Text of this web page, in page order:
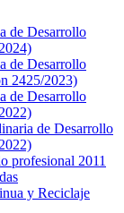
de Desarrollo
de Desarrollo
2425/2023)
de Desarrollo
de Desarrollo
profesional 2011
y Reciclaje